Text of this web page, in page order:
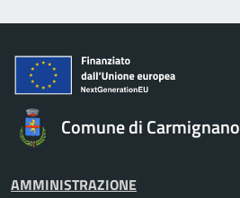
Comune di Carmignano
AMMINISTRAZIONE